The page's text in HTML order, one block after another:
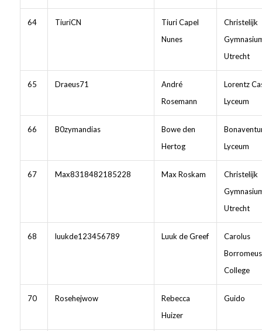
64 TiuriCN
Tiuri Capel
Nunes
Christelijk
Utrecht
65 Draeus71
André
Rosemann
Lorentz
Lyceum
66 B0zymandias
Bowe den
Hertog
Lyceum
67 Max8318482185228 Max Roskam
Christelijk
Utrecht
68 luukde123456789 Luuk de Greef
Carolus
Borromeus
College
70 Rosehejwow
Rebecca
Huizer
Guido